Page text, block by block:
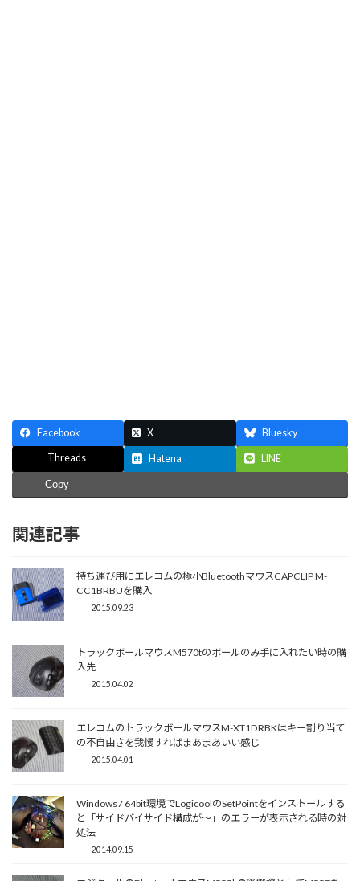
Facebook X Bluesky
Threads Hatena LINE
Copy
関連記事
持ち運び用にエレコムの極小BluetoothマウスCAPCLIP M-
CC1BRBUを購入
2015.09.23
トラックボールマウスM570tのボールのみ手に入れたい時の購
入先
2015.04.02
エレコムのトラックボールマウスM-XT1DRBKはキー割り当て
の不自由さを我慢すればまあまあいい感じ
2015.04.01
Windows7 64bit環境でLogicoolのSetPointをインストールする
と「サイドバイサイド構成が～」のエラーが表示される時の対
処法
2014.09.15